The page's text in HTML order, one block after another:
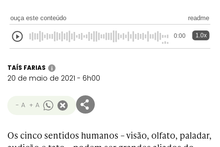
ouça este conteúdo readme
0:00 1.0x
TAÍS FARIAS i
20 de maio de 2021 - 6h00
- A + A
Os cinco sentidos humanos – visão, olfato, paladar,